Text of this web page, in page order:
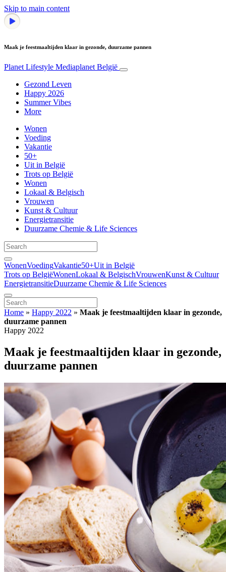
Skip to main content
Maak je feestmaaltijden klaar in gezonde, duurzame pannen
Planet Lifestyle Mediaplanet België
Gezond Leven
Happy 2026
Summer Vibes
More
Wonen
Voeding
Vakantie
50+
Uit in België
Trots op België
Wonen
Lokaal & Belgisch
Vrouwen
Kunst & Cultuur
Energietransitie
Duurzame Chemie & Life Sciences
WonenVoedingVakantie50+Uit in België
Trots op BelgiëWonenLokaal & BelgischVrouwenKunst & Cultuur
EnergietransitieDuurzame Chemie & Life Sciences
Home » Happy 2022 » Maak je feestmaaltijden klaar in gezonde,
duurzame pannen
Happy 2022
Maak je feestmaaltijden klaar in gezonde,
duurzame pannen